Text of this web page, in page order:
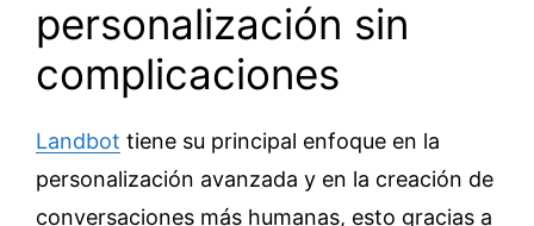
personalización sin
complicaciones
Landbot tiene su principal enfoque en la
personalización avanzada y en la creación de
conversaciones más humanas, esto gracias a